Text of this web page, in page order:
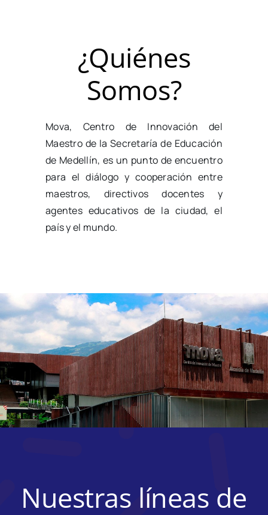
¿Quiénes
Somos?
Mova, Centro de Innovación del
Maestro de la Secretaría de Educación
de Medellín, es un punto de encuentro
para el diálogo y cooperación entre
maestros, directivos docentes y
agentes educativos de la ciudad, el
país y el mundo.
Nuestras líneas de